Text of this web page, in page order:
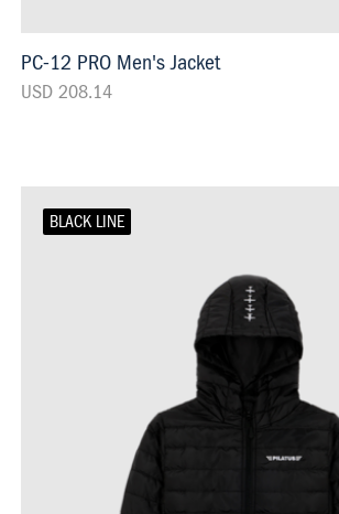
PC-12 PRO Men's Jacket
USD 208.14
BLACK LINE